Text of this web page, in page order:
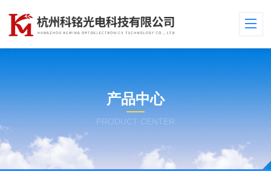
产品中心
PRODUCT CENTER